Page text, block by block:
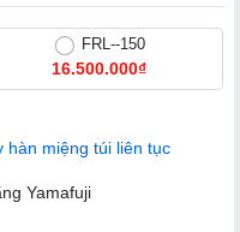
FRL--150
16.500.000₫
hàn miệng túi liên tục
Yamafuji